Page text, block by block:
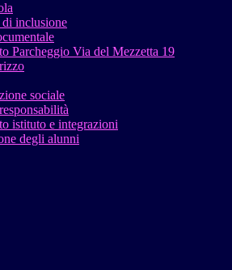
inclusione
Parcheggio Via del Mezzetta 19
sociale
istituto e integrazioni
degli alunni